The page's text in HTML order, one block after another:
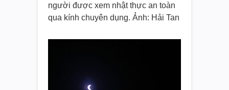
người được xem nhật thực an toàn
qua kính chuyên dụng. Ảnh: Hải Tan